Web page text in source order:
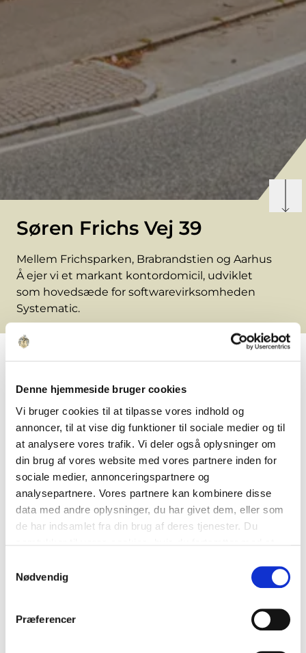
Denne hjemmeside bruger cookies
Vi bruger cookies til at tilpasse vores indhold og
annoncer, til at vise dig funktioner til sociale medier og til
at analysere vores trafik. Vi deler også oplysninger om
din brug af vores website med vores partnere inden for
sociale medier, annonceringspartnere og
analysepartnere. Vores partnere kan kombinere disse
data med andre oplysninger, du har givet dem, eller som
de har indsamlet fra din brug af deres tjenester. Du
Nødvendig
Præferencer
Søren Frichs Vej 39
Mellem Frichsparken, Brabrandstien og Aarhus
Å ejer vi et markant kontordomicil, udviklet
som hovedsæde for softwarevirksomheden
Systematic.
Fra Frichs' driftsområde til
virksomhedsdomicil
Søren Frichs Vej 39 er udviklet som hovedsæde
for softwarevirksomheden Systematic og består
af en kontorbebyggelse fra 2001, som i perioden
2018-2021 blev udvidet med et kontorhøjhus.
Tilsammen danner bygningerne et samlet
virksomhedsdomicil med en markant placering
Ejendommen ligger på et areal, der tidligere var
en del af Frichs Fabrikkers driftsanlæg. Her lå
som understøttede produktionen af lokomotiver
og jernbanemateriel gennem store dele af 1900-